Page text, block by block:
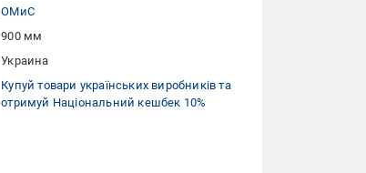
ОМиС
900 мм
Украина
Купуй товари українських виробників та
отримуй Національний кешбек 10%